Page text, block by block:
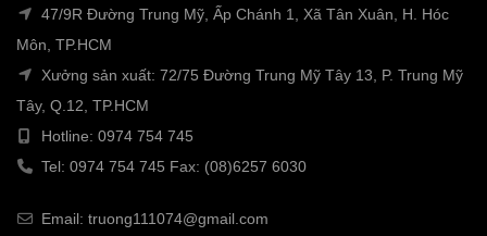
47/9R Đường Trung Mỹ, Ấp Chánh 1, Xã Tân Xuân, H. Hóc
Môn, TP.HCM
Xưởng sản xuất: 72/75 Đường Trung Mỹ Tây 13, P. Trung Mỹ
Tây, Q.12, TP.HCM
Hotline: 0974 754 745
Tel: 0974 754 745 Fax: (08)6257 6030
Email: truong111074@gmail.com